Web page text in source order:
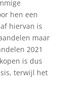
hen een
hiervan is
maar
2021
is dus
terwijl het